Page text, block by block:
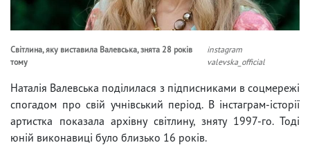
Світлина, яку виставила Валевська, знята 28 років
тому
instagram
valevska_official
Наталія Валевська поділилася з підписниками в соцмережі
спогадом про свій учнівський період. В інстаграм-історії
артистка показала архівну світлину, зняту 1997-го. Тоді
юній виконавиці було близько 16 років.